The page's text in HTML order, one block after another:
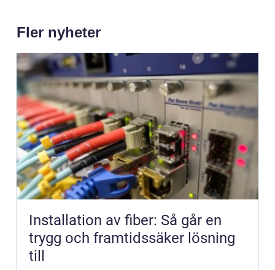
Fler nyheter
Installation av fiber: Så går en
trygg och framtidssäker lösning
till